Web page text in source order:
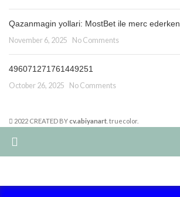
Qazanmagin yollari: MostBet ile merc ederken
November 6, 2025 No Comments
496071271761449251
October 26, 2025 No Comments
2022 CREATED BYcv.abiyanart . truecolor.